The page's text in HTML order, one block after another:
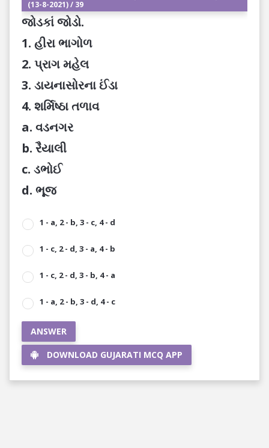
(13-8-2021) / 39
જોડકાં જોડો.
1. હીરા ભાગોળ
2. પ્રાગ મહેલ
3. ડાયનાસોરના ઈંડા
4. શર્મિષ્ઠા તળાવ
a. વડનગર
b. રૈયાલી
c. ડભોઈ
d. ભૂજ
1 - a, 2 - b, 3 - c, 4 - d
1 - c, 2 - d, 3 - a, 4 - b
1 - c‚ 2 - d, 3 - b, 4 - a
1 - a, 2 - b, 3 - d, 4 - c
ANSWER
DOWNLOAD GUJARATI MCQ APP